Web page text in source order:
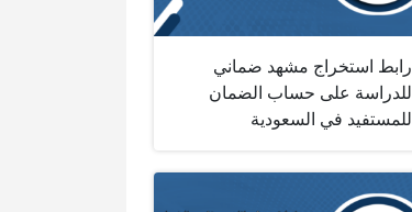
رابط استخراج مشهد ضماني
للدراسة على حساب الضمان
للمستفيد في السعودية